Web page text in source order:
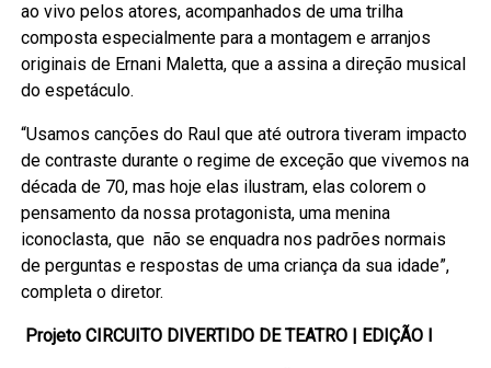
ao vivo pelos atores, acompanhados de uma trilha
composta especialmente para a montagem e arranjos
originais de Ernani Maletta, que a assina a direção musical
do espetáculo.
“Usamos canções do Raul que até outrora tiveram impacto
de contraste durante o regime de exceção que vivemos na
década de 70, mas hoje elas ilustram, elas colorem o
pensamento da nossa protagonista, uma menina
iconoclasta, que não se enquadra nos padrões normais
de perguntas e respostas de uma criança da sua idade”,
completa o diretor.
Projeto CIRCUITO DIVERTIDO DE TEATRO | EDIÇÃO I